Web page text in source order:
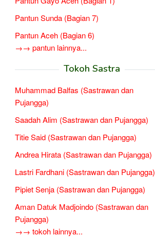
Pantun Sunda (Bagian 7)
Pantun Aceh (Bagian 6)
→→ pantun lainnya...
Tokoh Sastra
Muhammad Balfas (Sastrawan dan
Pujangga)
Saadah Alim (Sastrawan dan Pujangga)
Titie Said (Sastrawan dan Pujangga)
Andrea Hirata (Sastrawan dan Pujangga)
Lastri Fardhani (Sastrawan dan Pujangga)
Pipiet Senja (Sastrawan dan Pujangga)
Aman Datuk Madjoindo (Sastrawan dan
Pujangga)
→→ tokoh lainnya...